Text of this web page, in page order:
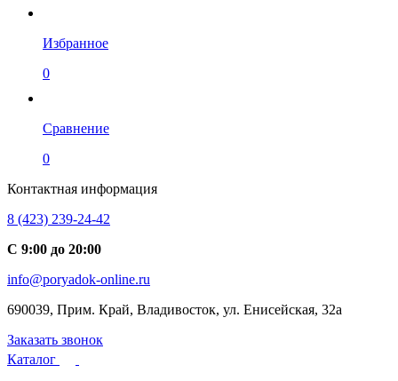
Избранное
0
Сравнение
0
Контактная информация
8 (423) 239-24-42
С 9:00 до 20:00
info@poryadok-online.ru
690039, Прим. Край, Владивосток, ул. Енисейская, 32а
Заказать звонок
Каталог